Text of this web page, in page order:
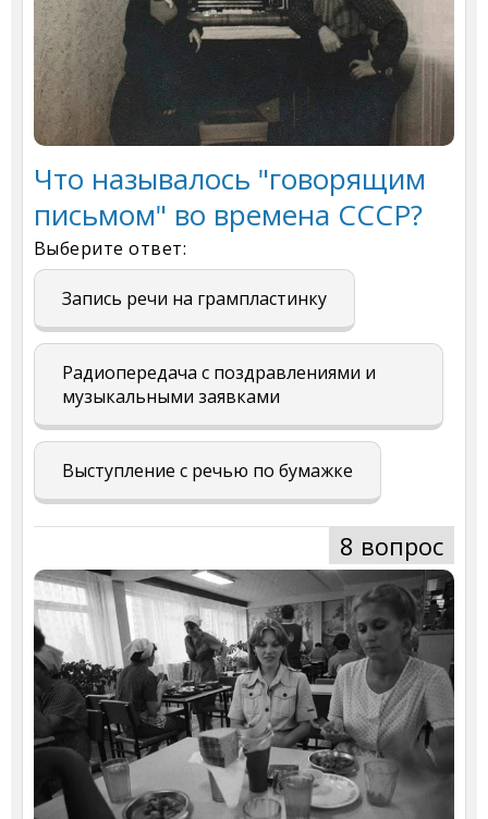
Что называлось "говорящим
письмом" во времена СССР?
Выберите ответ:
Запись речи на грампластинку
Радиопередача с поздравлениями и
музыкальными заявками
Выступление с речью по бумажке
8 вопрос